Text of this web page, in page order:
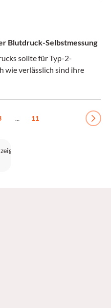
Blutdruck-Selbstmessung
sollte für Typ-2-
wie verlässlich sind ihre
... 11 Next